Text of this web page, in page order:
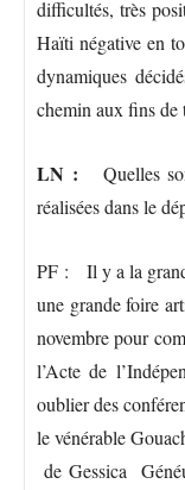
difficultés, très
Haïti négative en
dynamiques
chemin aux fins de
LN :
Quelles
réalisées dans le
PF : Il y a la
une grande foire
novembre pour
l’Acte de
oublier des
le vénérable
de Gessica